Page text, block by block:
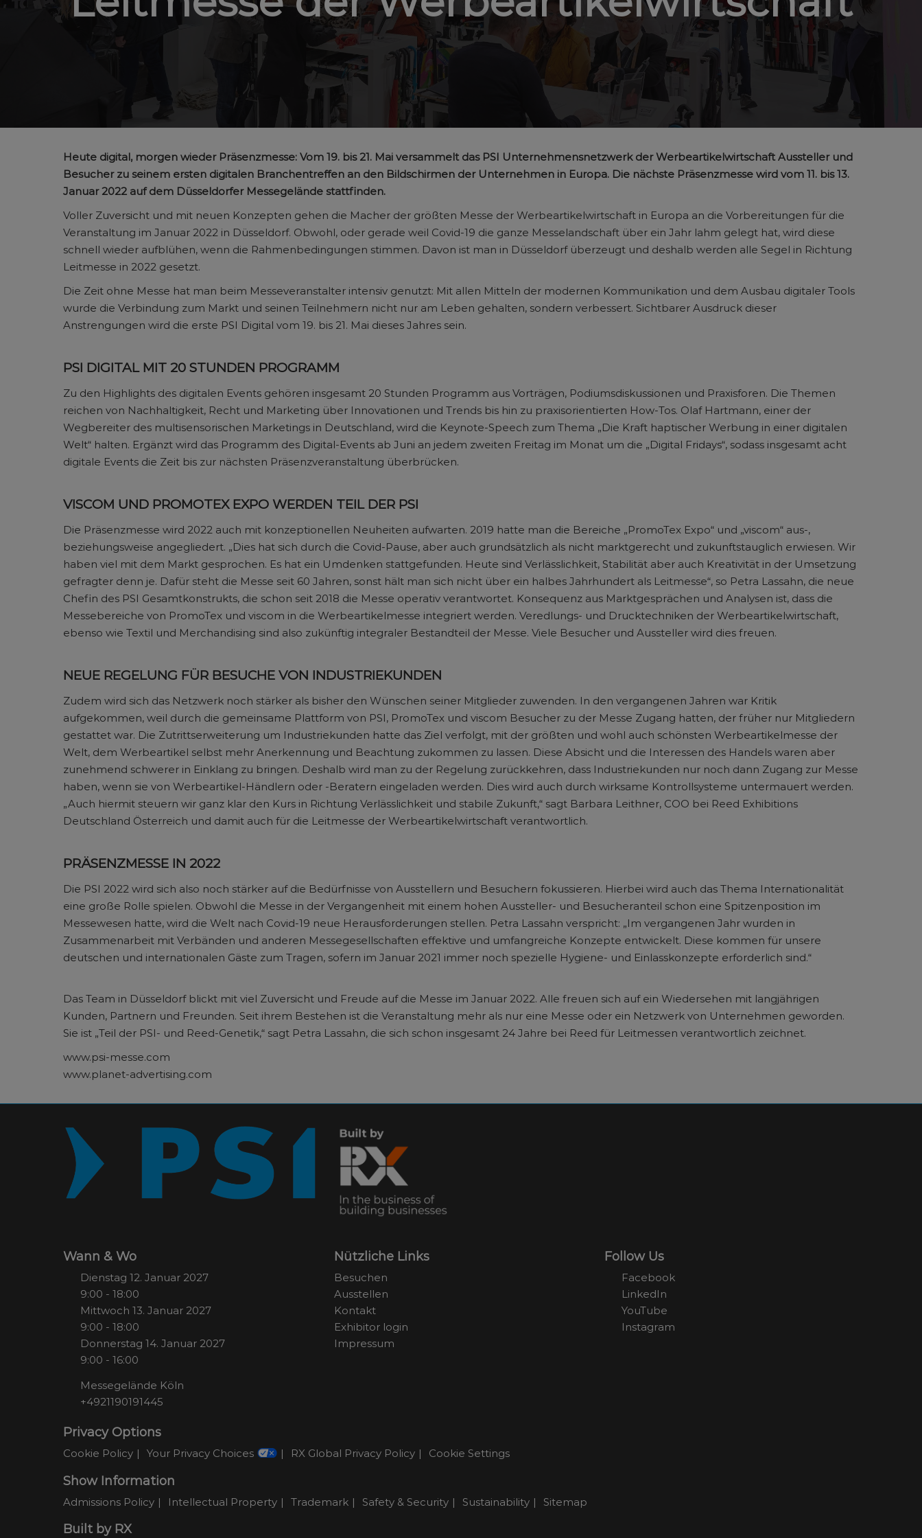
Heute digital, morgen wieder Präsenzmesse: Vom 19. bis 21. Mai versammelt das PSI Unternehmensnetzwerk der Werbeartikelwirtschaft Aussteller und
Besucher zu seinem ersten digitalen Branchentreffen an den Bildschirmen der Unternehmen in Europa. Die nächste Präsenzmesse wird vom 11. bis 13.
Januar 2022 auf dem Düsseldorfer Messegelände stattfinden.
Voller Zuversicht und mit neuen Konzepten gehen die Macher der größten Messe der Werbeartikelwirtschaft in Europa an die Vorbereitungen für die
Veranstaltung im Januar 2022 in Düsseldorf. Obwohl, oder gerade weil Covid-19 die ganze Messelandschaft über ein Jahr lahm gelegt hat, wird diese
schnell wieder aufblühen, wenn die Rahmenbedingungen stimmen. Davon ist man in Düsseldorf überzeugt und deshalb werden alle Segel in Richtung
Leitmesse in 2022 gesetzt.
Die Zeit ohne Messe hat man beim Messeveranstalter intensiv genutzt: Mit allen Mitteln der modernen Kommunikation und dem Ausbau digitaler Tools
wurde die Verbindung zum Markt und seinen Teilnehmern nicht nur am Leben gehalten, sondern verbessert. Sichtbarer Ausdruck dieser
Anstrengungen wird die erste PSI Digital vom 19. bis 21. Mai dieses Jahres sein.
PSI DIGITAL MIT 20 STUNDEN PROGRAMM
Zu den Highlights des digitalen Events gehören insgesamt 20 Stunden Programm aus Vorträgen, Podiumsdiskussionen und Praxisforen. Die Themen
reichen von Nachhaltigkeit, Recht und Marketing über Innovationen und Trends bis hin zu praxisorientierten How-Tos. Olaf Hartmann, einer der
Wegbereiter des multisensorischen Marketings in Deutschland, wird die Keynote-Speech zum Thema „Die Kraft haptischer Werbung in einer digitalen
Welt“ halten. Ergänzt wird das Programm des Digital-Events ab Juni an jedem zweiten Freitag im Monat um die „Digital Fridays“, sodass insgesamt acht
digitale Events die Zeit bis zur nächsten Präsenzveranstaltung überbrücken.
VISCOM UND PROMOTEX EXPO WERDEN TEIL DER PSI
Die Präsenzmesse wird 2022 auch mit konzeptionellen Neuheiten aufwarten. 2019 hatte man die Bereiche „PromoTex Expo“ und „viscom“ aus-,
beziehungsweise angegliedert. „Dies hat sich durch die Covid-Pause, aber auch grundsätzlich als nicht marktgerecht und zukunftstauglich erwiesen. Wir
haben viel mit dem Markt gesprochen. Es hat ein Umdenken stattgefunden. Heute sind Verlässlichkeit, Stabilität aber auch Kreativität in der Umsetzung
gefragter denn je. Dafür steht die Messe seit 60 Jahren, sonst hält man sich nicht über ein halbes Jahrhundert als Leitmesse“, so Petra Lassahn, die neue
Chefin des PSI Gesamtkonstrukts, die schon seit 2018 die Messe operativ verantwortet. Konsequenz aus Marktgesprächen und Analysen ist, dass die
Messebereiche von PromoTex und viscom in die Werbeartikelmesse integriert werden. Veredlungs- und Drucktechniken der Werbeartikelwirtschaft,
ebenso wie Textil und Merchandising sind also zukünftig integraler Bestandteil der Messe. Viele Besucher und Aussteller wird dies freuen.
NEUE REGELUNG FÜR BESUCHE VON INDUSTRIEKUNDEN
Zudem wird sich das Netzwerk noch stärker als bisher den Wünschen seiner Mitglieder zuwenden. In den vergangenen Jahren war Kritik
aufgekommen, weil durch die gemeinsame Plattform von PSI, PromoTex und viscom Besucher zu der Messe Zugang hatten, der früher nur Mitgliedern
gestattet war. Die Zutrittserweiterung um Industriekunden hatte das Ziel verfolgt, mit der größten und wohl auch schönsten Werbeartikelmesse der
Welt, dem Werbeartikel selbst mehr Anerkennung und Beachtung zukommen zu lassen. Diese Absicht und die Interessen des Handels waren aber
zunehmend schwerer in Einklang zu bringen. Deshalb wird man zu der Regelung zurückkehren, dass Industriekunden nur noch dann Zugang zur Messe
haben, wenn sie von Werbeartikel-Händlern oder -Beratern eingeladen werden. Dies wird auch durch wirksame Kontrollsysteme untermauert werden.
„Auch hiermit steuern wir ganz klar den Kurs in Richtung Verlässlichkeit und stabile Zukunft,“ sagt Barbara Leithner, COO bei Reed Exhibitions
Deutschland Österreich und damit auch für die Leitmesse der Werbeartikelwirtschaft verantwortlich.
PRÄSENZMESSE IN 2022
Die PSI 2022 wird sich also noch stärker auf die Bedürfnisse von Ausstellern und Besuchern fokussieren. Hierbei wird auch das Thema Internationalität
eine große Rolle spielen. Obwohl die Messe in der Vergangenheit mit einem hohen Aussteller- und Besucheranteil schon eine Spitzenposition im
Messewesen hatte, wird die Welt nach Covid-19 neue Herausforderungen stellen. Petra Lassahn verspricht: „Im vergangenen Jahr wurden in
Zusammenarbeit mit Verbänden und anderen Messegesellschaften effektive und umfangreiche Konzepte entwickelt. Diese kommen für unsere
deutschen und internationalen Gäste zum Tragen, sofern im Januar 2021 immer noch spezielle Hygiene- und Einlasskonzepte erforderlich sind.“
Das Team in Düsseldorf blickt mit viel Zuversicht und Freude auf die Messe im Januar 2022. Alle freuen sich auf ein Wiedersehen mit langjährigen
Kunden, Partnern und Freunden. Seit ihrem Bestehen ist die Veranstaltung mehr als nur eine Messe oder ein Netzwerk von Unternehmen geworden.
Sie ist „Teil der PSI- und Reed-Genetik,“ sagt Petra Lassahn, die sich schon insgesamt 24 Jahre bei Reed für Leitmessen verantwortlich zeichnet.
www.psi-messe.com
www.planet-advertising.com
Wann & Wo
Dienstag 12. Januar 2027
9:00 - 18:00
Mittwoch 13. Januar 2027
9:00 - 18:00
Donnerstag 14. Januar 2027
9:00 - 16:00
Messegelände Köln
+4921190191445
Nützliche Links
Besuchen
Ausstellen
Kontakt
Exhibitor login
Impressum
Follow Us
Facebook
LinkedIn
YouTube
Instagram
Privacy Options
Cookie Policy Your Privacy Choices RX Global Privacy Policy Cookie Settings
Show Information
Admissions Policy Intellectual Property Trademark Safety & Security Sustainability Sitemap
Built by RX